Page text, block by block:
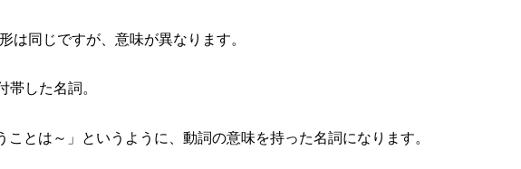
は同じですが、意味が異なります。
した名詞。
ことは～」というように、動詞の意味を持った名詞になります。